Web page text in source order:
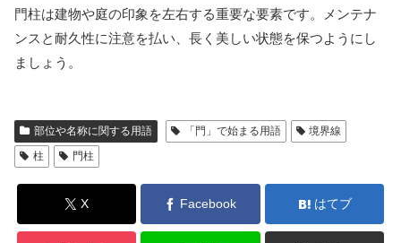
門柱は建物や庭の印象を左右する重要な要素です。メンテナ
ンスと耐久性に注意を払い、長く美しい状態を保つようにし
ましょう。
部位や名称に関する用語 「門」で始まる用語
境界線
柱
門柱
X Facebook はてブ